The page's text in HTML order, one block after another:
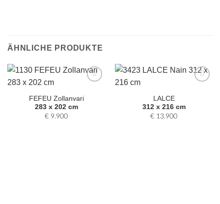
ÄHNLICHE PRODUKTE
Auswahl
hinzufügen
FEFEU Zollanvari
283 x 202 cm
€ 9.900
LALCE
312 x 216 cm
€ 13.900